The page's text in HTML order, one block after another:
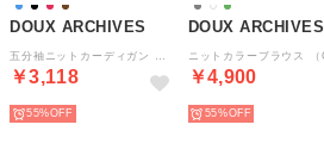
DOUX ARCHIVES
￥3,118
55%
DOUX ARCHIVES
￥4,900
55%